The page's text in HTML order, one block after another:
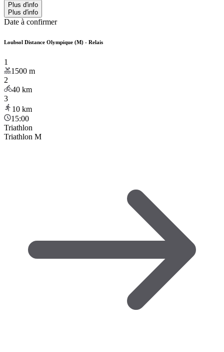
Plus d'info
Plus d'info
Date à confirmer
Loubsol Distance Olympique (M) - Relais
1
1500 m
2
40 km
3
10 km
15:00
Triathlon
Triathlon M